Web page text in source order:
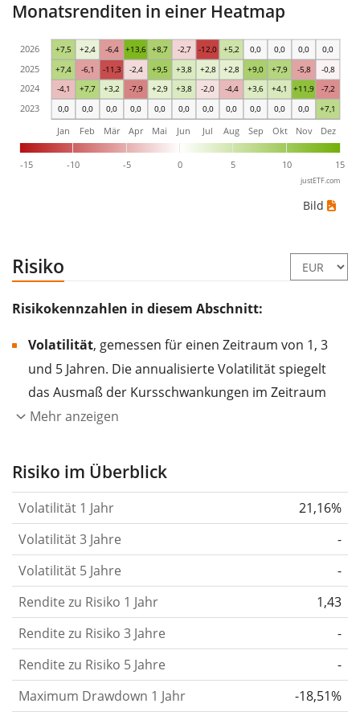
Monatsrenditen in einer Heatmap
0,0 0,0 0,0 0,0 0,0 0,0 0,0 0,0 0,0 0,0 0,0 +7,1
-4,1 +7,7 +3,2 -7,9 +2,9 +3,8 -2,0 -4,4 +3,6 +4,1 +11,9 -7,2
+7,4 -6,1 -11,3 -2,4 +9,5 +3,8 +2,8 +2,8 +9,0 +7,9 -5,8 -0,8
+7,5 +2,4 -6,4 +13,6 +8,7 -2,7 -12,0 +5,2 0,0 0,0 0,0 0,0
-15 -10 -5 0 5 10 15
Jan Feb Mär Apr Mai Jun Jul Aug Sep Okt Nov Dez
2023
2024
2025
2026
justETF.com
Bild
Risiko
Risikokennzahlen in diesem Abschnitt:
Volatilität, gemessen für einen Zeitraum von 1, 3
und 5 Jahren. Die annualisierte Volatilität spiegelt
das Ausmaß der Kursschwankungen im Zeitraum
eines Jahres wider.
Aktie, des ETF, usw.) in der Vergangenheit
gelten im Allgemeinen als risikoreicher. Wir
berechnen die Volatilität auf Basis der Daten der
letzten 1, 3 und 5 Jahre, damit du sehen kannst, ob
die Kursschwankungen im Laufe der Zeit stärker
oder schwächer wurden. Weitere Informationen
findest du in unserem Artikel:
Risikomaß.
Rendite pro Risikofür Zeiträume von 1, 3 und 5
Jahren. Diese Kennzahl ist definiert als die
Mehr anzeigen
Risiko im Überblick
Volatilität 1 Jahr
21,16%
Volatilität 3 Jahre
-
Volatilität 5 Jahre
-
Rendite zu Risiko 1 Jahr
1,43
Rendite zu Risiko 3 Jahre
-
Rendite zu Risiko 5 Jahre
-
Maximum Drawdown 1 Jahr
-18,51%